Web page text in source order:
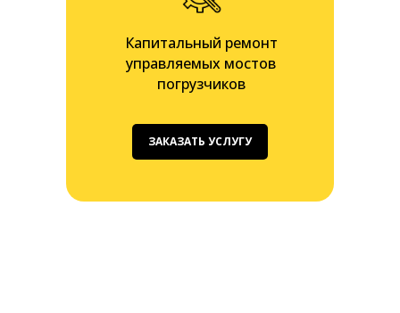
Капитальный ремонт
управляемых мостов
погрузчиков
ЗАКАЗАТЬ УСЛУГУ